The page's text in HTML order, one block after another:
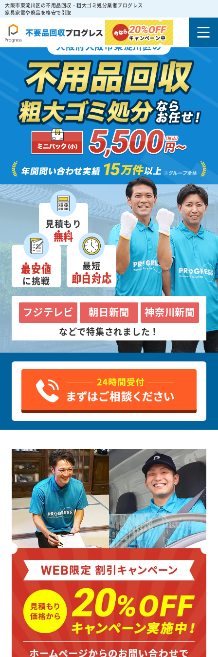
大阪市東淀川区の不用品回収・粗大ゴミ処分業者プログレス
家具家電や廃品を格安で引取
20%OFF
キャンペーン中
大阪府大阪市東淀川区の
見積もり
無料
最安値
に挑戦
最短
即日対応
フジテレビ 朝日新聞 神奈川新聞
などで特集されました！